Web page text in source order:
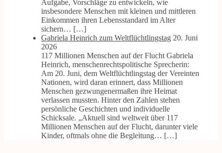
Aufgabe, Vorschläge zu entwickeln, wie
insbesondere Menschen mit kleinen und mittleren
Einkommen ihren Lebensstandard im Alter
sichern… […]
Gabriela Heinrich zum Weltflüchtlingstag 20. Juni
2026
117 Millionen Menschen auf der Flucht Gabriela
Heinrich, menschenrechtspolitische Sprecherin:
Am 20. Juni, dem Weltflüchtlingstag der Vereinten
Nationen, wird daran erinnert, dass Millionen
Menschen gezwungenermaßen ihre Heimat
verlassen mussten. Hinter den Zahlen stehen
persönliche Geschichten und individuelle
Schicksale. „Aktuell sind weltweit über 117
Millionen Menschen auf der Flucht, darunter viele
Kinder, oftmals ohne die Begleitung… […]